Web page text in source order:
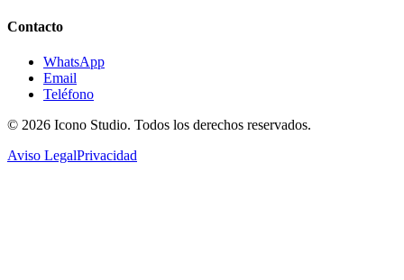
Contacto
WhatsApp
Email
Teléfono
© 2026 Icono Studio. Todos los derechos reservados.
Aviso LegalPrivacidad